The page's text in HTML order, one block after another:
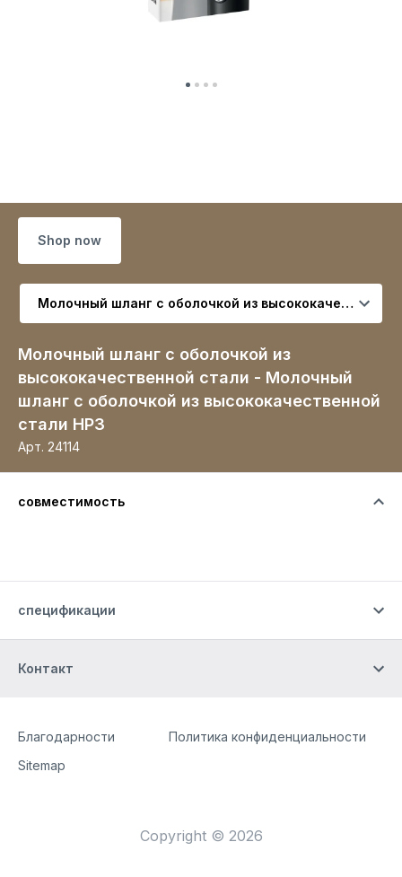
Shop now
Выберите вариант
Молочный шланг с оболочкой из
высококачественной стали - Молочный
шланг с оболочкой из высококачественной
стали HP3
Арт. 24114
совместимость
спецификации
Контакт
Site Web
[Website information]
Благодарности
Политика конфиденциальности
Sitemap
Copyright © 2026